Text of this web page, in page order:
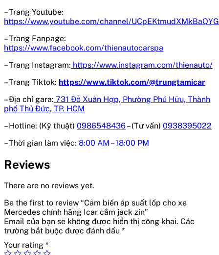
– Trang Youtube:
https://www.youtube.com/channel/
– Trang Fanpage:
https://www.facebook.com/thienautocarspa
– Trang Instagram: https://www.instagram.com/thienauto/
– Trang Tiktok: https://www.tiktok.com/@trungtamicar
– Địa chỉ gara: 731 Đỗ Xuân Hợp, Phường Phú Hữu, Thành
phố Thủ Đức, TP. HCM
– Hotline: (Kỹ thuật) 0986548436– (Tư vấn) 0938395022
– Thời gian làm việc: 8:00 AM – 18:00 PM
Reviews
There are no reviews yet.
Be the first to review “Cảm biến áp suất lốp cho xe
Mercedes chính hãng Icar cắm jack zin”
Email của bạn sẽ không được hiển thị công khai. Các
trường bắt buộc được đánh dấu *
Your rating *